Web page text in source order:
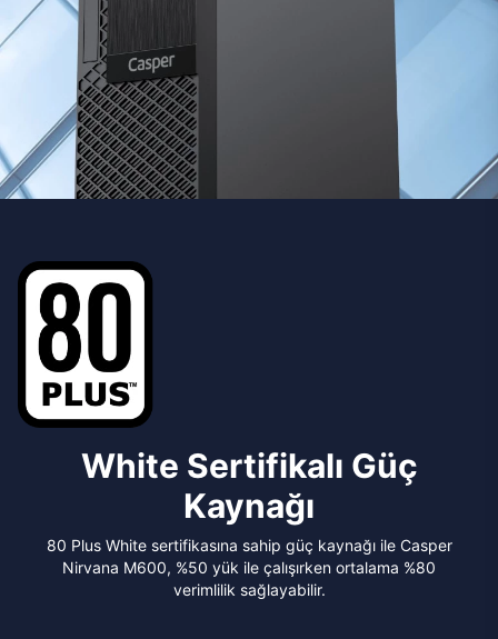
White Sertifikalı Güç
Kaynağı
80 Plus White sertifikasına sahip güç kaynağı ile Casper
Nirvana M600, %50 yük ile çalışırken ortalama %80
verimlilik sağlayabilir.